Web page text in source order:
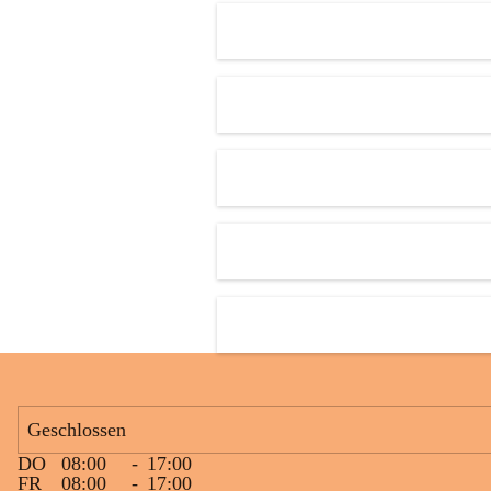
Geschlossen
DO
08:00 - 17:00
FR
08:00 - 17:00